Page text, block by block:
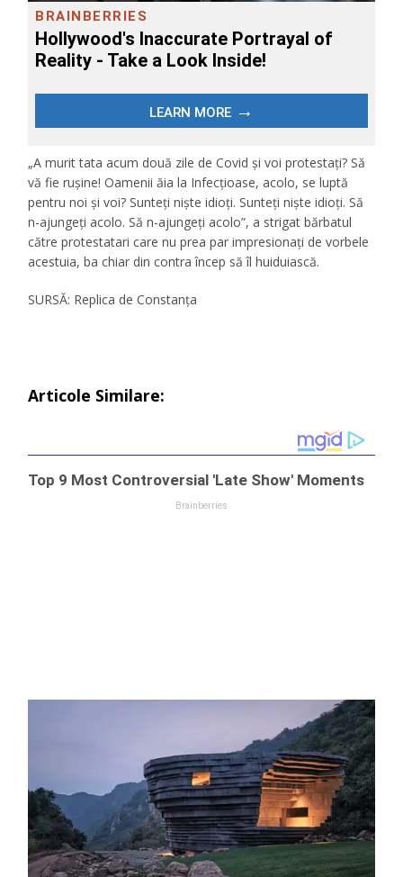
„A murit tata acum două zile de Covid și voi protestați? Să
vă fie rușine! Oamenii ăia la Infecțioase, acolo, se luptă
pentru noi și voi? Sunteți niște idioți. Sunteți niște idioți. Să
n-ajungeți acolo. Să n-ajungeți acolo”, a strigat bărbatul
către protestatari care nu prea par impresionați de vorbele
acestuia, ba chiar din contra încep să îl huiduiască.
SURSĂ: Replica de Constanța
Articole Similare: